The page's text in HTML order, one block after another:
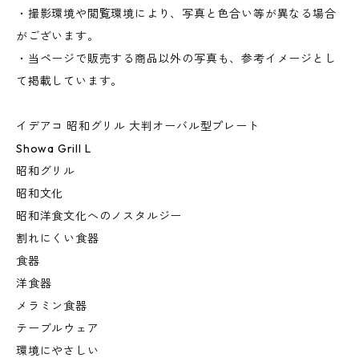
・撮影環境や閲覧環境により、写真と色合い等が異なる場合
がございます。
・当ページで販売する商品以外の写真も、参考イメージとし
て掲載しています。
イデアコ 昭和グリル 大判オーバル型プレート
Showa Grill L
昭和グリル
昭和文化
昭和洋食文化へのノスタルジー
割れにくい食器
食器
洋食器
メラミン食器
テーブルウェア
環境にやさしい